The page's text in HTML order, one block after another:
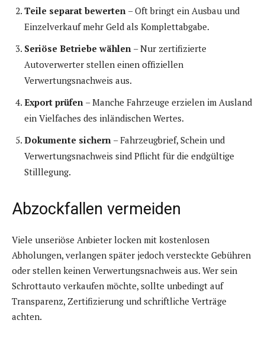
Teile separat bewerten – Oft bringt ein Ausbau und
Einzelverkauf mehr Geld als Komplettabgabe.
Seriöse Betriebe wählen – Nur zertifizierte
Autoverwerter stellen einen offiziellen
Verwertungsnachweis aus.
Export prüfen – Manche Fahrzeuge erzielen im Ausland
ein Vielfaches des inländischen Wertes.
Dokumente sichern – Fahrzeugbrief, Schein und
Verwertungsnachweis sind Pflicht für die endgültige
Stilllegung.
Abzockfallen vermeiden
Viele unseriöse Anbieter locken mit kostenlosen
Abholungen, verlangen später jedoch versteckte Gebühren
oder stellen keinen Verwertungsnachweis aus. Wer sein
Schrottauto verkaufen möchte, sollte unbedingt auf
Transparenz, Zertifizierung und schriftliche Verträge
achten.